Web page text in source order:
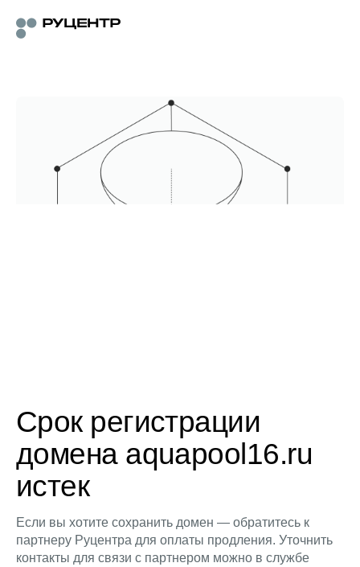
Срок регистрации
домена aquapool16.ru
истек
Если вы хотите сохранить домен — обратитесь к
партнеру Руцентра для оплаты продления. Уточнить
контакты для связи с партнером можно в службе